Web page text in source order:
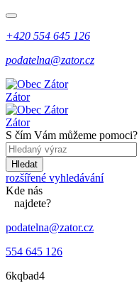
+420 554 645 126
podatelna@zator.cz
Zátor
Zátor
S čím Vám můžeme pomoci?
Hledat
rozšířené vyhledávání
Kde nás
najdete?
podatelna@zator.cz
554 645 126
6kqbad4